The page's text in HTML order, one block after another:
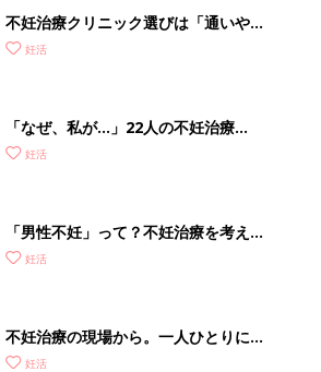
不妊治療クリニック選びは「通いやす
さ」が大切！選び方、重要3カ条っ
妊活
「なぜ、私が…」22人の不妊治療
STORY。不妊治療は、大変だったこ
妊活
「男性不妊」って？不妊治療を考える
前に、あなたの男性機能をチェック！
妊活
不妊治療の現場から。一人ひとりに合
った「オーダーメイドの不妊治療」っ
妊活